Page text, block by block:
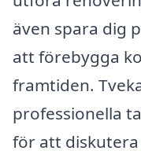
även spara dig
att förebygga
framtiden.
professionella
för att